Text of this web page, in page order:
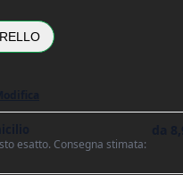
esatto. Consegna stimata: